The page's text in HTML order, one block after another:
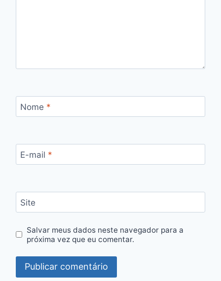
Nome *
E-mail *
Site
Salvar meus dados neste navegador para a
próxima vez que eu comentar.